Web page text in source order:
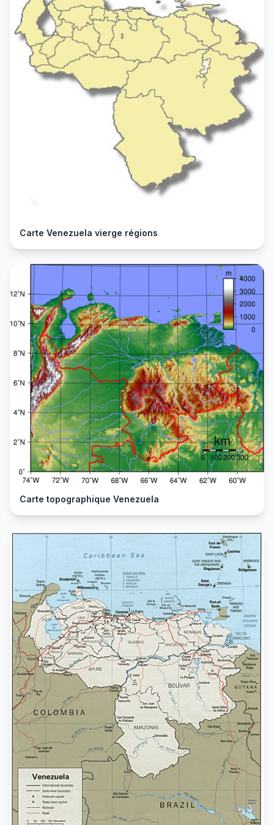
Carte Venezuela vierge régions
Carte topographique Venezuela